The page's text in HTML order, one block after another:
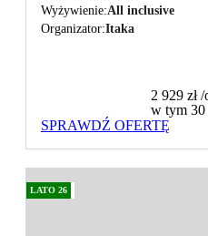
Wyżywienie All inclusive
Organizator Itaka
2 929 zł/
w tym 30
SPRAWDŹ OFERTĘ
LATO 26